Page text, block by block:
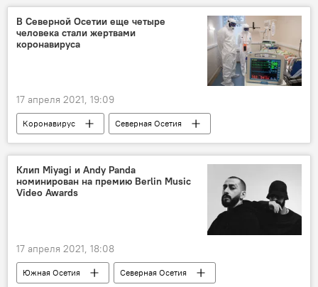
В Северной Осетии еще четыре
человека стали жертвами
коронавируса
17 апреля 2021, 19:09
Коронавирус Северная Осетия
Клип Miyagi и Andy Panda
номинирован на премию Berlin Music
Video Awards
17 апреля 2021, 18:08
Южная Осетия
Северная Осетия